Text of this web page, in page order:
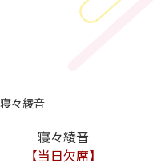
寝々綾音
【当日欠席】